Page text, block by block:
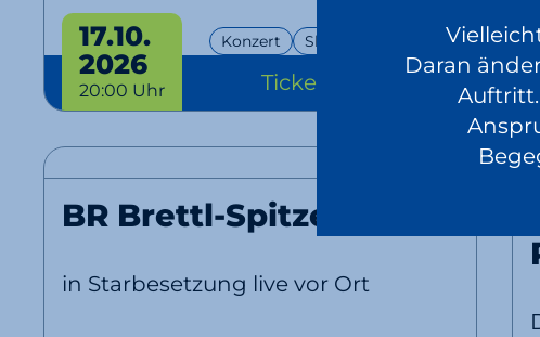
Konzert Show
17.10.
2026
20:00 Uhr Tickets
BR Brettl-Spitzen LIVE
in Starbesetzung live vor Ort
Daran